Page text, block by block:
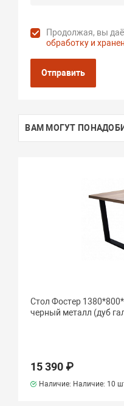
Продолжая, вы
обработку и
Отправить
ВАМ МОГУТ
Стол Фостер
черный металл (дуб
15 390 ₽
Наличие: Наличие: 10